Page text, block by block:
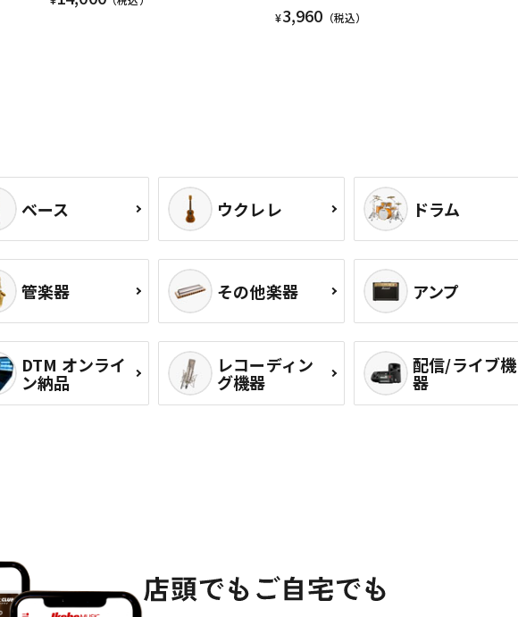
¥3,960 （税込）
ベース ウクレレ ドラム
管楽器 その他楽器 アンプ
DTM オンライ
ン納品
レコーディン
グ機器
配信/ライブ機
器